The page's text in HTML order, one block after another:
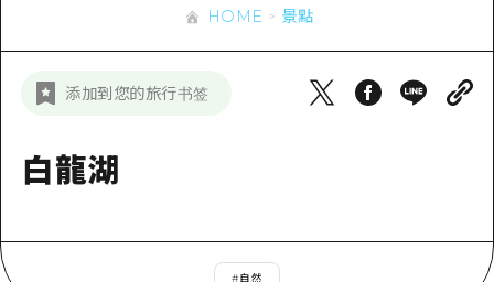
夜晚生活
治癒
宮島周邊
東山口
新聞
HOME 景點
添加到您的旅行书签
白龍湖
#自然